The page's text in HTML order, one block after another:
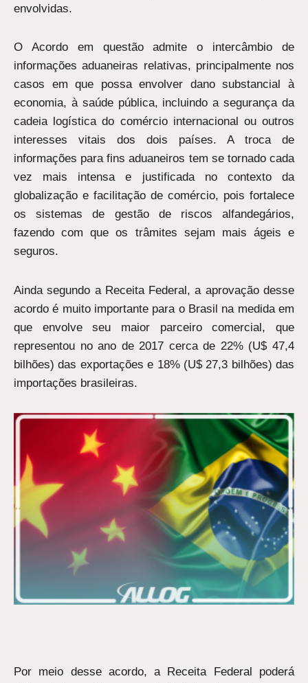
envolvidas.
O Acordo em questão admite o intercâmbio de
informações aduaneiras relativas, principalmente nos
casos em que possa envolver dano substancial à
economia, à saúde pública, incluindo a segurança da
cadeia logística do comércio internacional ou outros
interesses vitais dos dois países. A troca de
informações para fins aduaneiros tem se tornado cada
vez mais intensa e justificada no contexto da
globalização e facilitação de comércio, pois fortalece
os sistemas de gestão de riscos alfandegários,
fazendo com que os trâmites sejam mais ágeis e
seguros.
Ainda segundo a Receita Federal, a aprovação desse
acordo é muito importante para o Brasil na medida em
que envolve seu maior parceiro comercial, que
representou no ano de 2017 cerca de 22% (U$ 47,4
bilhões) das exportações e 18% (U$ 27,3 bilhões) das
importações brasileiras.
Por meio desse acordo, a Receita Federal poderá